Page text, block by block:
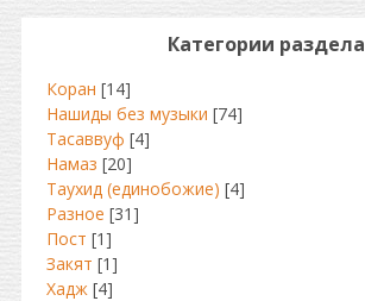
Категории раздела
Коран [14]
Нашиды без музыки [74]
Тасаввуф [4]
Намаз [20]
Таухид (единобожие) [4]
Разное [31]
Пост [1]
Закят [1]
Хадж [4]